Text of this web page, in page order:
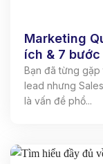
Marketing
ích & 7
Bạn đã từng gặp
lead nhưng
là vấn đề phổ...